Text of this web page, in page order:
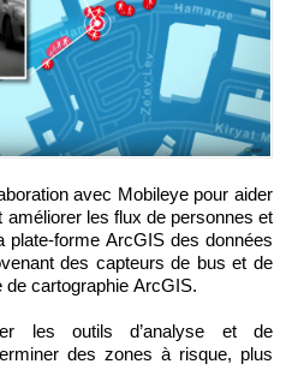
améliorer les flux de personnes et
plate-forme ArcGIS des données
des capteurs de bus et de
cartographie ArcGIS.
les outils d’analyse et de
des zones à risque, plus